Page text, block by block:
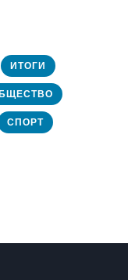
ИТОГИ
СПОРТ